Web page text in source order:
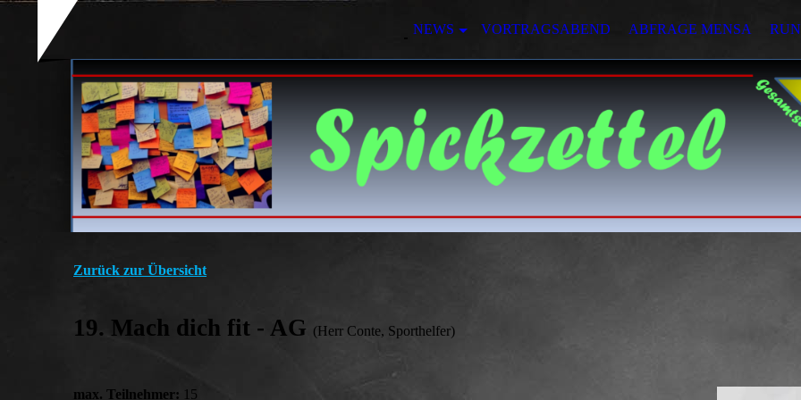
NEWS VORTRAGSABEND ABFRAGE MENSA
Zurück zur Übersicht
19. Mach dich fit - AG (Herr Conte, Sporthelfer)
max. Teilnehmer: 15